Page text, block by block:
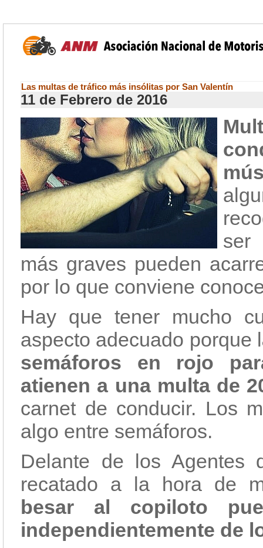
Las multas de tráfico más insólitas por San Valentín
11 de Febrero de 2016
ser
más graves pueden
por lo que conviene
Hay que tener mucho
aspecto adecuado porque l
semáforos en rojo
atienen a una multa de
carnet de conducir. Los
algo entre semáforos.
Delante de los Agentes
recatado a la hora de
besar al copiloto
independientemente de